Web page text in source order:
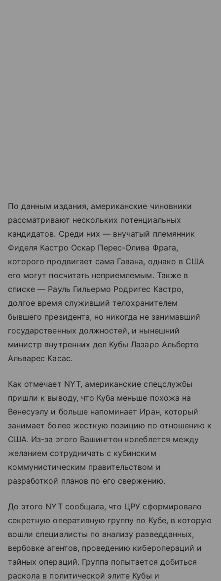
По данным издания, американские чиновники
рассматривают нескольких потенциальных
кандидатов. Среди них — внучатый племянник
Фиделя Кастро Оскар Перес-Олива Фрага,
которого продвигает сама Гавана, однако в США
его могут посчитать неприемлемым. Также в
списке — Рауль Гильермо Родригес Кастро,
долгое время служивший телохранителем
бывшего президента, но никогда не занимавший
государственных должностей, и нынешний
министр внутренних дел Кубы Лазаро Альберто
Альварес Касас.
Как отмечает NYT, американские спецслужбы
пришли к выводу, что Куба меньше похожа на
Венесуэлу и больше напоминает Иран, который
занимает более жесткую позицию по отношению к
США. Из-за этого Вашингтон колеблется между
желанием сотрудничать с кубинским
коммунистическим правительством и
разработкой планов по его свержению.
До этого NYT сообщала, что ЦРУ сформировало
секретную оперативную группу по Кубе, в которую
вошли специалисты по анализу разведданных,
вербовке агентов, проведению киберопераций и
тайных операций. Группа попытается добиться
раскола в политической элите Кубы и